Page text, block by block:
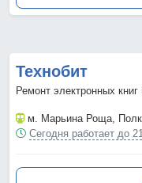
Технобит
Ремонт электронных
м. Марьина Роща,
Сегодня работает до